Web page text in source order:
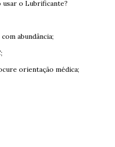
usar o Lubrificante?
abundância;
orientação médica;